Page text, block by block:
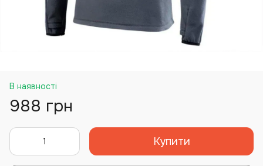
В наявності
988 грн
Купити